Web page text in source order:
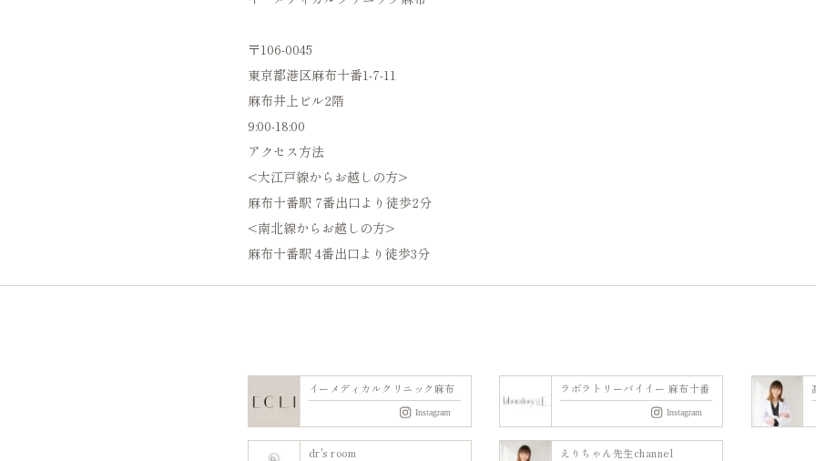
〒106-0045
東京都港区麻布十番1-7-11
麻布井上ビル2階
9:00-18:00
アクセス方法
<大江戸線からお越しの方>
麻布十番駅 7番出口より徒歩2分
<南北線からお越しの方>
麻布十番駅 4番出口より徒歩3分
イーメディカルクリニック麻布 ラボラトリーバイイー 麻布十番
dr's room えりちゃん先生channel